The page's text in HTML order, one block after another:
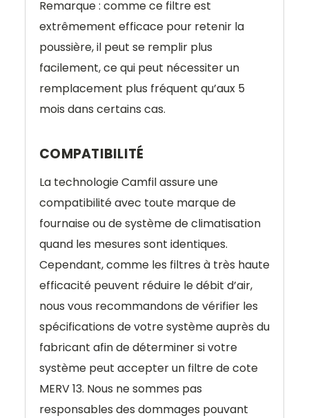
Remarque : comme ce filtre est
extrêmement efficace pour retenir la
poussière, il peut se remplir plus
facilement, ce qui peut nécessiter un
remplacement plus fréquent qu’aux 5
mois dans certains cas.
COMPATIBILITÉ
La technologie Camfil assure une
compatibilité avec toute marque de
fournaise ou de système de climatisation
quand les mesures sont identiques.
Cependant, comme les filtres à très haute
efficacité peuvent réduire le débit d’air,
nous vous recommandons de vérifier les
spécifications de votre système auprès du
fabricant afin de déterminer si votre
système peut accepter un filtre de cote
MERV 13. Nous ne sommes pas
responsables des dommages pouvant